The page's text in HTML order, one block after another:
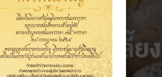
อาหารสัตว์เลี้ย